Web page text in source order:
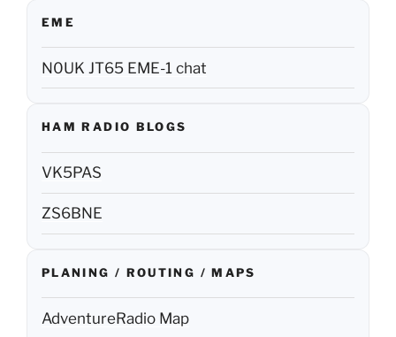
N0UK JT65 EME-1 chat
VK5PAS
ZS6BNE
AdventureRadio Map